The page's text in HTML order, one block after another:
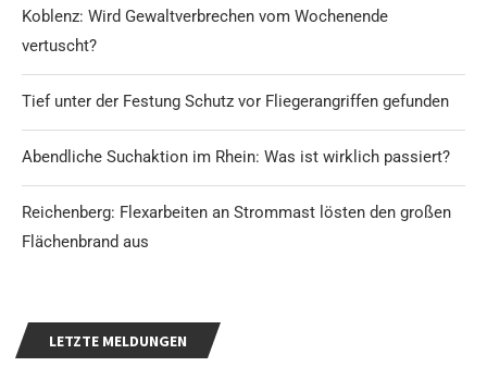
Koblenz: Wird Gewaltverbrechen vom Wochenende
vertuscht?
Tief unter der Festung Schutz vor Fliegerangriffen gefunden
Abendliche Suchaktion im Rhein: Was ist wirklich passiert?
Reichenberg: Flexarbeiten an Strommast lösten den großen
Flächenbrand aus
LETZTE MELDUNGEN